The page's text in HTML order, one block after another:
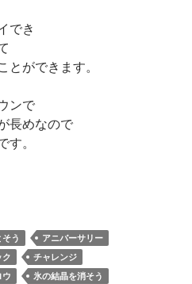
でき
とができます。
ンで
長めなので
す。
Fall 1周年アニバーサリーチ
う
アニバーサリー
ク
チャレンジ
ウ
氷の結晶を消そう